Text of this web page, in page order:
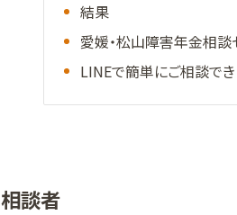
結果
愛媛・松山障害年金相
LINEで簡単にご相談でき
相談者